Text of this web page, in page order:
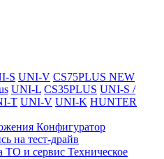
S UNI-V CS75PLUS NEW
UNI-L CS35PLUS UNI-S /
T UNI-V UNI-K HUNTER
Конфигуратор
на тест-драйв
ТО и сервис Техническое